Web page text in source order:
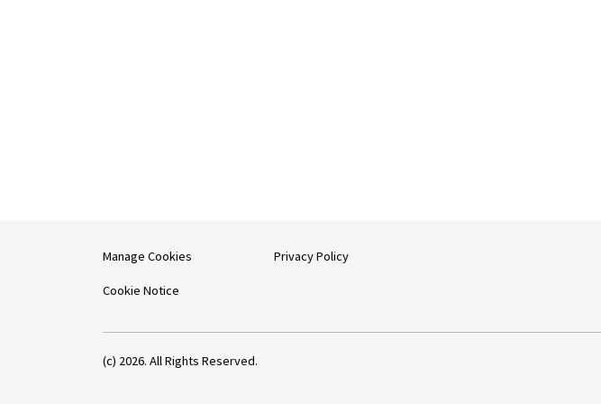
Manage Cookies
Cookie Notice
Privacy Policy
(c) 2026. All Rights Reserved.